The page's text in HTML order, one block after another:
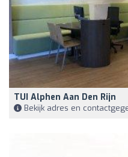
TUI Alphen Aan Den Rijn
Bekijk adres en